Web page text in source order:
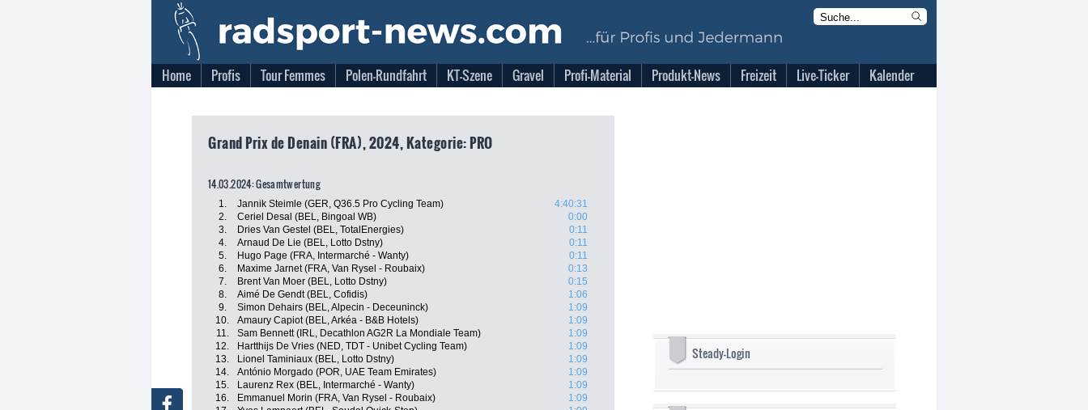
Home Profis Tour Femmes Polen-Rundfahrt KT-Szene Gravel Profi-Material Produkt-News Freizeit Live-Ticker Kalender
Grand Prix de Denain (FRA), 2024, Kategorie: PRO
14.03.2024: Gesamtwertung
1. Jannik Steimle (GER, Q36.5 Pro Cycling Team)
4:40:31
2.
Ceriel Desal (BEL, Bingoal WB)
0:00
3.
Dries Van Gestel (BEL, TotalEnergies)
0:11
4.
Arnaud De Lie (BEL, Lotto Dstny)
0:11
5.
Hugo Page (FRA, Intermarché - Wanty)
0:11
6.
Maxime Jarnet (FRA, Van Rysel - Roubaix)
0:13
7.
Brent Van Moer (BEL, Lotto Dstny)
0:15
8.
Aimé De Gendt (BEL, Cofidis)
1:06
9.
Simon Dehairs (BEL, Alpecin - Deceuninck)
1:09
10.
Amaury Capiot (BEL, Arkéa - B&B Hotels)
1:09
11.
Sam Bennett (IRL, Decathlon AG2R La Mondiale Team)
1:09
12.
Hartthijs De Vries (NED, TDT - Unibet Cycling Team)
1:09
13.
Lionel Taminiaux (BEL, Lotto Dstny)
1:09
14.
António Morgado (POR, UAE Team Emirates)
1:09
15.
Laurenz Rex (BEL, Intermarché - Wanty)
1:09
16.
Emmanuel Morin (FRA, Van Rysel - Roubaix)
1:09
Steady-Login
Facebook